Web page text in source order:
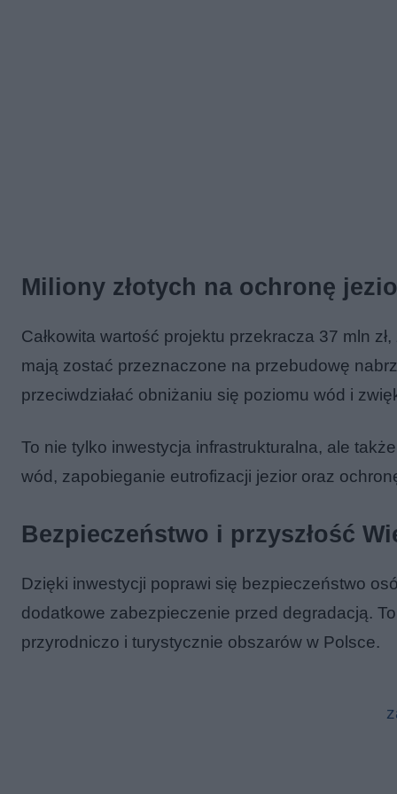
Miliony złotych na ochronę
Całkowita wartość projektu przekracza 37 mln
mają zostać przeznaczone na przebudowę
przeciwdziałać obniżaniu się poziomu wód i
To nie tylko inwestycja infrastrukturalna, ale
wód, zapobieganie eutrofizacji jezior oraz
Bezpieczeństwo i przyszłość
Dzięki inwestycji poprawi się bezpieczeństwo
dodatkowe zabezpieczenie przed degradacją.
przyrodniczo i turystycznie obszarów w Polsce.